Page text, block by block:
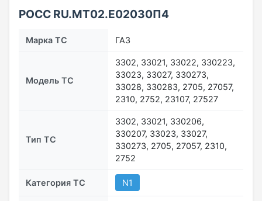
РОСС RU.МТ02.E02030П4
Марка ТС ГАЗ
Модель ТС
3302, 33021, 33022, 330223,
33023, 33027, 330273,
33028, 330283, 2705, 27057,
2310, 2752, 23107, 27527
Тип ТС
3302, 33021, 330206,
330207, 33023, 33027,
330273, 2705, 27057, 2310,
2752
Категория ТС N1